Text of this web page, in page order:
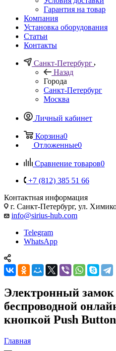
Гарантия на товар
Компания
Установка оборудования
Статьи
Контакты
Санкт-Петербург
Назад
Города
Санкт-Петербург
Москва
Личный кабинет
Корзина0
Отложенные0
Сравнение товаров0
+7 (812) 385 51 66
Контактная информация
г. Санкт-Петербург, ул.
info@sirius-hub.com
Telegram
WhatsApp
Электронный замок
беспроводной
кнопкой Push
Главная